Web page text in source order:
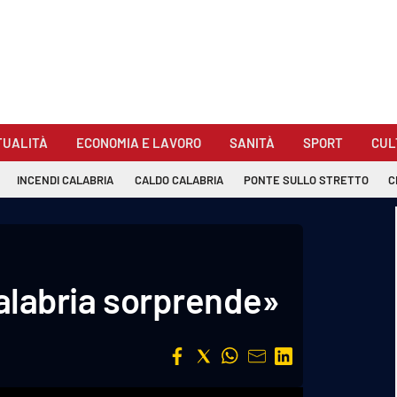
ECONOMIA E LAVORO SANITÀ SPORT
INCENDI CALABRIA CALDO CALABRIA PONTE SULLO STRETTO
sorprende»